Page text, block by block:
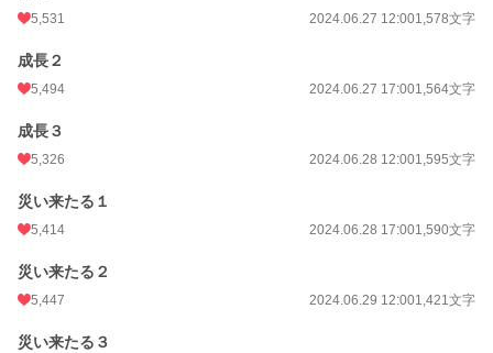
5,531 2024.06.27 12:001,578文字
成長２
5,494 2024.06.27 17:001,564文字
成長３
5,326 2024.06.28 12:001,595文字
災い来たる１
5,414 2024.06.28 17:001,590文字
災い来たる２
5,447 2024.06.29 12:001,421文字
災い来たる３